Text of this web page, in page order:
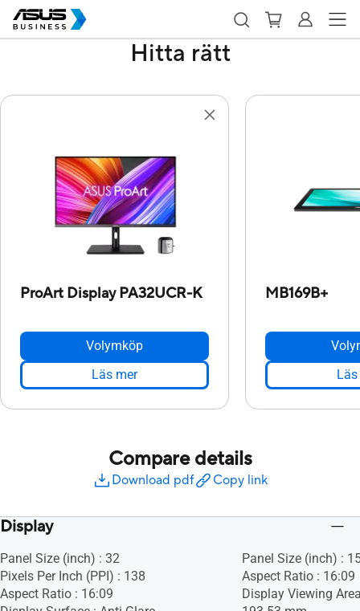
Hitta rätt
ProArt Display PA32UCR-K
Volymköp
Läs mer
MB169B+
Compare details
Download pdf Copy link
Display
Panel Size (inch) : 32
Pixels Per Inch (PPI) : 138
Aspect Ratio : 16:09
Panel Size (inch) :
Aspect Ratio : 16:09
Display Viewing